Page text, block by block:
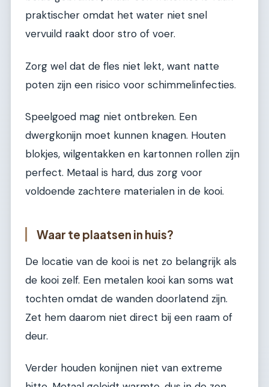
praktischer omdat het water niet snel
vervuild raakt door stro of voer.
Zorg wel dat de fles niet lekt, want natte
poten zijn een risico voor schimmelinfecties.
Speelgoed mag niet ontbreken. Een
dwergkonijn moet kunnen knagen. Houten
blokjes, wilgentakken en kartonnen rollen zijn
perfect. Metaal is hard, dus zorg voor
voldoende zachtere materialen in de kooi.
Waar te plaatsen in huis?
De locatie van de kooi is net zo belangrijk als
de kooi zelf. Een metalen kooi kan soms wat
tochten omdat de wanden doorlatend zijn.
Zet hem daarom niet direct bij een raam of
deur.
Verder houden konijnen niet van extreme